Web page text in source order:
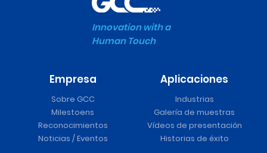
Innovation with a
Human Touch
Empresa
Sobre GCC
Milestoens
Reconocimientos
Noticias / Eventos
Aplicaciones
Industrias
Galería de muestras
Vídeos de presentación
Historias de éxito